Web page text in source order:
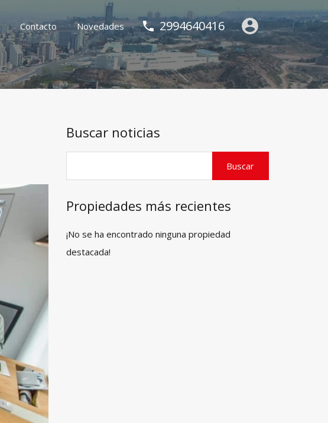
Contacto Novedades 2994640416
Buscar noticias
Propiedades más recientes
¡No se ha encontrado ninguna propiedad
destacada!